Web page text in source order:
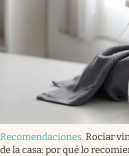
Recomendaciones. Rociar
de la casa: por qué lo